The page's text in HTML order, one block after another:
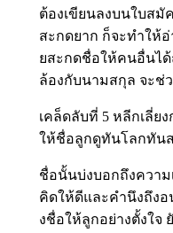
ต้องเขียนลงบนใบส
สะกดยาก ก็จะทำให้อ่
ยสะกดชื่อให้คนอื่นไ
ล้องกับนามสกุล จะช่
เคล็ดลับที่ 5 หลีกเลี่ย
ให้ชื่อลูกดูทันโลกทัน
ชื่อนั้นบ่งบอกถึงความ
คิดให้ดีและคำนึงถึง
งชื่อให้ลูกอย่างตั้งใจ